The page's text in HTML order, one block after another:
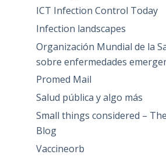
ICT Infection Control Today
Infection landscapes
Organización Mundial de la
sobre enfermedades
Promed Mail
Salud pública y algo más
Small things considered –
Blog
Vaccineorb